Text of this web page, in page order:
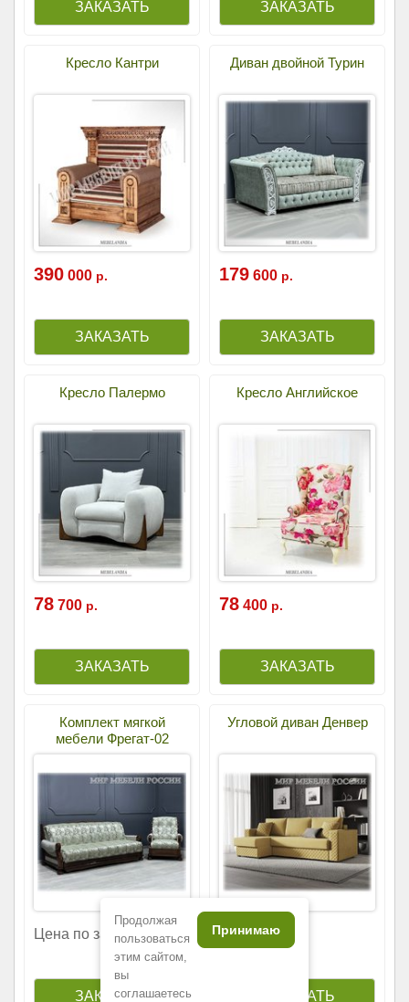
Кресло Кантри
390 000 р.
Диван двойной Турин
179 600 р.
Кресло Палермо
78 700 р.
Кресло Английское
78 400 р.
Комплект мягкой
мебели Фрегат-02
Цена по запросу
Угловой диван Денвер
92 400р.
Продолжая
пользоваться
этим сайтом,
вы
соглашаетесь
Принимаю